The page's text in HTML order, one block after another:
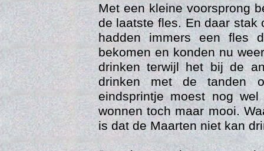
Met een kleine voorsprong
de laatste fles. En daar stak
hadden immers een fles
bekomen en konden nu
drinken terwijl het bij de
drinken met de tanden
eindsprintje moest nog
wonnen toch maar mooi.
is dat de Maarten niet kan